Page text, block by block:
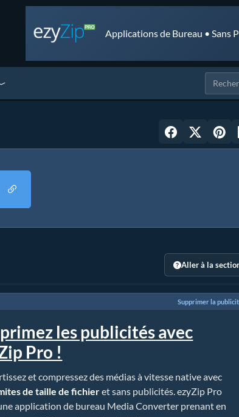
Applications de Bureau • Sans
Aller à la
Supprimer la
les publicités avec
Pro !
et compressez des médias à vitesse native avec
de taille de fichieret sans publicités. ezyZip Pro
application de bureau Media Converter prenant en